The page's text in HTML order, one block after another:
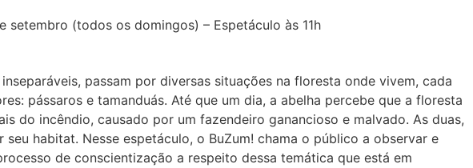
setembro (todos os domingos) – Espetáculo às 11h
passam por diversas situações na floresta onde vivem, cada
pássaros e tamanduás. Até que um dia, a abelha percebe que a floresta
do incêndio, causado por um fazendeiro ganancioso e malvado. As duas,
habitat. Nesse espetáculo, o BuZum! chama o público a observar e
de conscientização a respeito dessa temática que está em